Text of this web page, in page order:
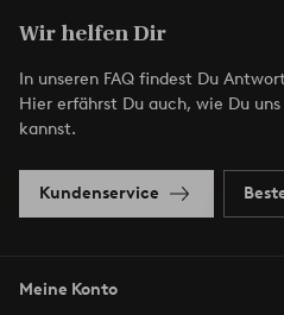
Wir helfen Dir
In unseren FAQ findest Du
Hier erfährst Du auch, wie Du
kannst.
Kundenservice
Meine Konto